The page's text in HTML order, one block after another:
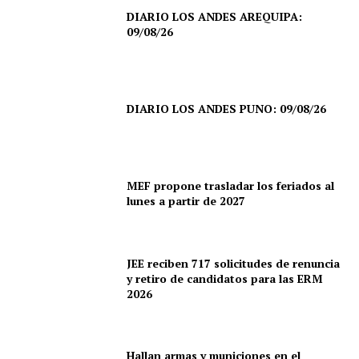
DIARIO LOS ANDES AREQUIPA:
09/08/26
DIARIO LOS ANDES PUNO: 09/08/26
MEF propone trasladar los feriados al
lunes a partir de 2027
JEE reciben 717 solicitudes de renuncia
y retiro de candidatos para las ERM
2026
Hallan armas y municiones en el